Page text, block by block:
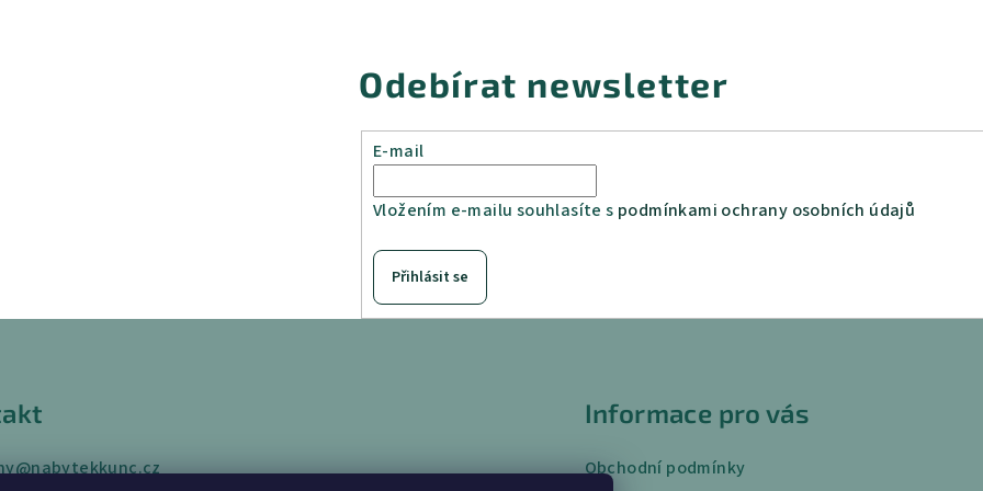
Odebírat newsletter
E-mail
Vložením e-mailu souhlasíte s podmínkami ochrany osobních údajů
Přihlásit se
@nabytekkunc.cz
Informace pro vás
Obchodní podmínky